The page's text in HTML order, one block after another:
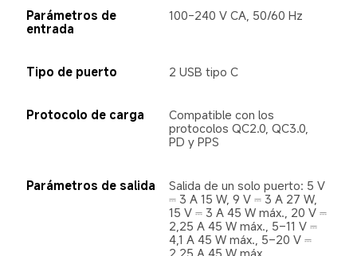
Parámetros de
entrada
100-240 V CA, 50/60 Hz
Tipo de puerto 2 USB tipo C
Protocolo de carga
Compatible con los
protocolos QC2.0, QC3.0,
PD y PPS
Parámetros de salida
Salida de un solo puerto: 5 V
⎓ 3 A 15 W, 9 V ⎓ 3 A 27 W,
15 V ⎓ 3 A 45 W máx., 20 V ⎓
2,25 A 45 W máx., 5–11 V ⎓
4,1 A 45 W máx., 5–20 V ⎓
2,25 A 45 W máx.